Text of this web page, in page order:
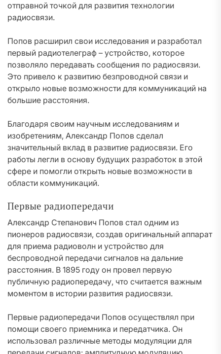
отправной точкой для развития технологии
радиосвязи.
Попов расширил свои исследования и разработал
первый радиотелеграф – устройство, которое
позволяло передавать сообщения по радиосвязи.
Это привело к развитию безпроводной связи и
открыло новые возможности для коммуникаций на
большие расстояния.
Благодаря своим научным исследованиям и
изобретениям, Александр Попов сделал
значительный вклад в развитие радиосвязи. Его
работы легли в основу будущих разработок в этой
сфере и помогли открыть новые возможности в
области коммуникаций.
Первые радиопередачи
Александр Степанович Попов стал одним из
пионеров радиосвязи, создав оригинальный аппарат
для приема радиоволн и устройство для
беспроводной передачи сигналов на дальние
расстояния. В 1895 году он провел первую
публичную радиопередачу, что считается важным
моментом в истории развития радиосвязи.
Первые радиопередачи Попов осуществлял при
помощи своего приемника и передатчика. Он
использовал различные методы модуляции для